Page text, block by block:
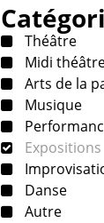
Théâtre
Midi
Arts de la
Musique
Expositions
Danse
Autre